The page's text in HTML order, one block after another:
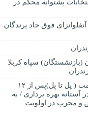
پشتوانه محکم در
فوق حاد پرندگان
(بازنشستگان) سپاه کربلا
پروژه سیدالشهدای خدمت ( پل تا پل)پس از ۱۲
بهره برداری / به
و مجرب در اولویت